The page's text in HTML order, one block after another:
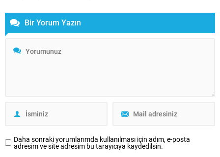
Bir Yorum Yazın
Daha sonraki yorumlarımda kullanılması için adım, e-posta
adresim ve site adresim bu tarayıcıya kaydedilsin.